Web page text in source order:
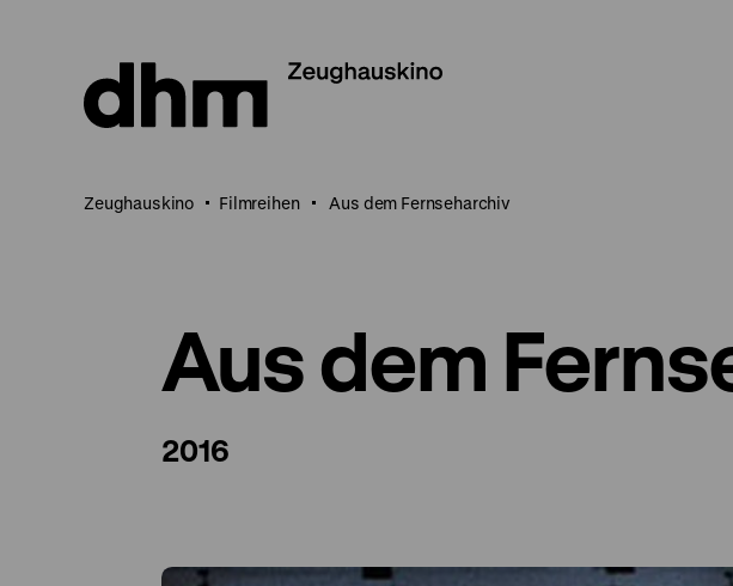
Seiteninhalt
springen
Zeughauskino Filmreihen Aus dem Fernseharchiv
Aus dem
2016